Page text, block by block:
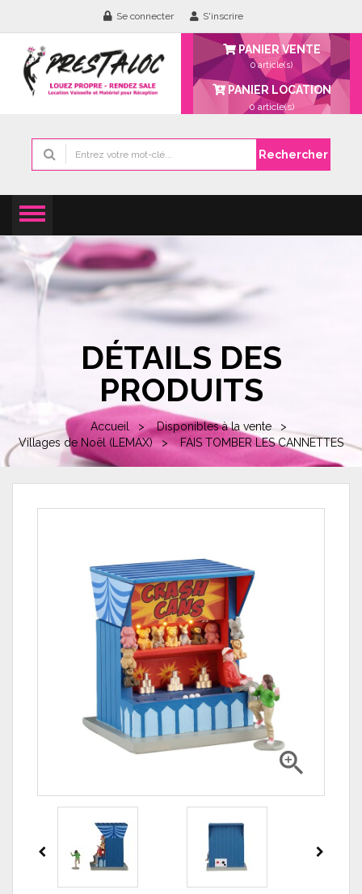
Se connecter S'inscrire
PANIER VENTE
0 article(s)
PANIER LOCATION
0 article(s)
Rechercher
DÉTAILS DES
PRODUITS
Accueil
Disponibles à la vente
Villages de Noël (LEMAX)
FAIS TOMBER LES CANNETTES
